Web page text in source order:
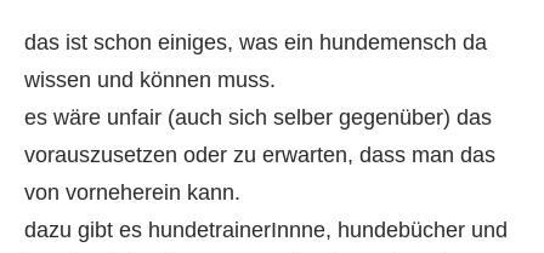
das ist schon einiges, was ein hundemensch da
wissen und können muss.
es wäre unfair (auch sich selber gegenüber) das
vorauszusetzen oder zu erwarten, dass man das
von vorneherein kann.
dazu gibt es hundetrainerInnne, hundebücher und